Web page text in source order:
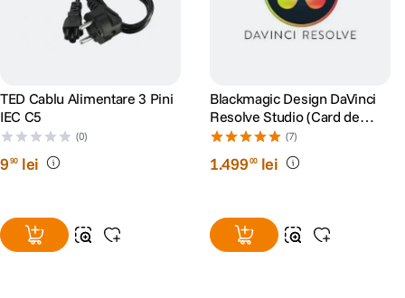
TED Cablu Alimentare 3 Pini
IEC C5
(0)
990 lei
Blackmagic Design DaVinci
Resolve Studio (Card de
Activare)
(7)
1.49900 lei